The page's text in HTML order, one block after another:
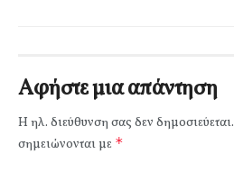
Αφήστε μια απάντηση
Η ηλ. διεύθυνση σας δεν δημοσιεύεται.
σημειώνονται με *